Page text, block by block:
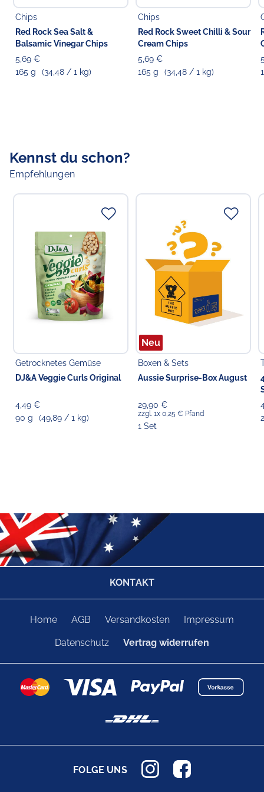
Aromen,Hefeextrakt,Hefepulver, Rauchsalz, natürliches
Rindfleischaroma (aus echtem Rindfleisch),
Johannisbrotpulver, Gewürze (Paprika, Koriandersamen,
Kreuzkümmel), Bourbonpulver, Tomatenpulver,
Lebensmittelsäure (Zitronensäure), natürlicher Farbstoff
(Paprikaextrakt)
Chips
Red Rock Sea Salt &
Balsamic Vinegar Chips
5,69 €
165 g
(34,48 / 1 kg)
Chips
Red Rock Sweet Chilli & Sour
Cream Chips
5,69 €
165 g
(34,48 / 1 kg)
Kennst du schon?
Empfehlungen
Getrocknetes Gemüse
DJ&A Veggie Curls Original
4,49 €
90 g
(49,89 / 1 kg)
Neu
Boxen & Sets
Aussie Surprise-Box August
29,90 €
zzgl. 1x 0,25 € Pfand
1 Set
KONTAKT
Home AGB Versandkosten Impressum
Datenschutz Vertrag widerrufen
FOLGE UNS